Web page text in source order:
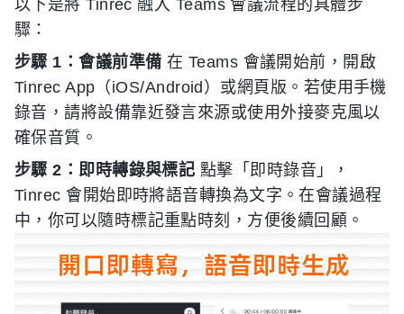
以下是將 Tinrec 融入 Teams 會議流程的具體步
驟：
步驟 1：會議前準備 在 Teams 會議開始前，開啟
Tinrec App（iOS/Android）或網頁版。若使用手機
錄音，請將設備靠近發言來源或使用外接麥克風以
確保音質。
步驟 2：即時轉錄與標記 點擊「即時錄音」，
Tinrec 會開始即時將語音轉換為文字。在會議過程
中，你可以隨時標記重點時刻，方便後續回顧。